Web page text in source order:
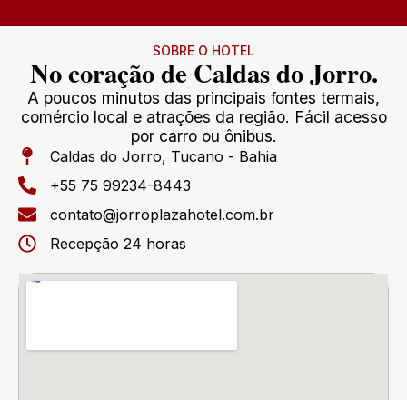
SOBRE O HOTEL
No coração de Caldas do Jorro.
A poucos minutos das principais fontes termais,
comércio local e atrações da região. Fácil acesso
por carro ou ônibus.
Caldas do Jorro, Tucano - Bahia
+55 75 99234-8443
contato@jorroplazahotel.com.br
Recepção 24 horas